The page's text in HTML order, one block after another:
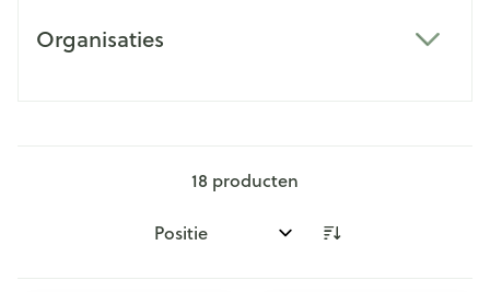
Organisaties
18 producten
Sorteer op: